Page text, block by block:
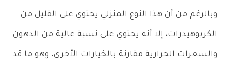
وبالرغم من أن هذا النوع المنزلي يحتوي على القليل من
الكربوهيدرات، إلا أنه يحتوي على نسبة عالية من الدهون
والسعرات الحرارية مقارنة بالخيارات الأخرى. وهو ما قد